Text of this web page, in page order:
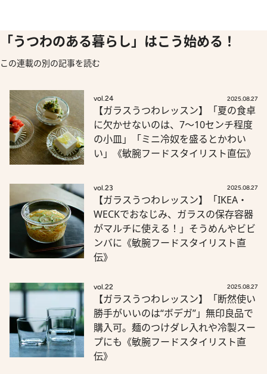
「うつわのある暮らし」はこう始める！
この連載の別の記事を読む
vol.24 2025.08.27
【ガラスうつわレッスン】「夏の食卓
に欠かせないのは、7～10センチ程度
の小皿」「ミニ冷奴を盛るとかわい
い」《敏腕フードスタイリスト直伝》
vol.23 2025.08.27
【ガラスうつわレッスン】「IKEA・
WECKでおなじみ、ガラスの保存容器
がマルチに使える！」そうめんやビビ
ンバに《敏腕フードスタイリスト直
伝》
vol.22 2025.08.27
【ガラスうつわレッスン】「断然使い
勝手がいいのは“ボデガ”」無印良品で
購入可。麺のつけダレ入れや冷製スー
プにも《敏腕フードスタイリスト直
伝》